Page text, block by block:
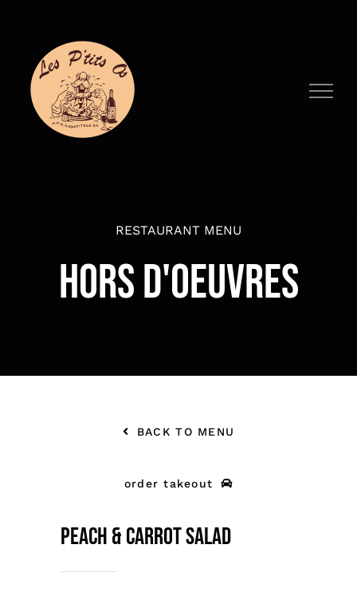
contenu
RESTAURANT MENU
HORS D'OEUVRES
BACK TO MENU
order takeout
Peach & carrot salad